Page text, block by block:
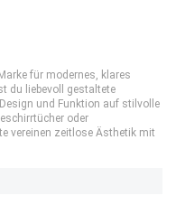
für modernes, klares
du liebevoll gestaltete
und Funktion auf stilvolle
oder
vereinen zeitlose Ästhetik mit